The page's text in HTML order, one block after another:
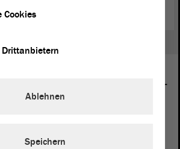
sind im Landtag von Sachsen-
Cookies
Ablehnen
Speichern